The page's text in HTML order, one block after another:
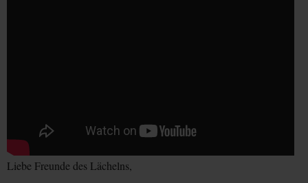
Liebe Freunde des Lächelns,